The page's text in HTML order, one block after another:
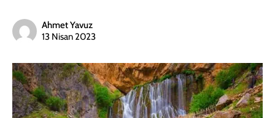
Ahmet Yavuz
13 Nisan 2023